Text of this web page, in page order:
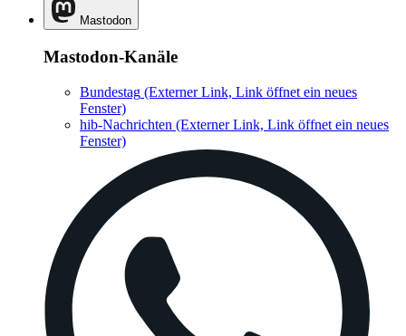
Mastodon
Mastodon-Kanäle
Bundestag (Externer Link, Link öffnet ein neues
Fenster)
hib-Nachrichten (Externer Link, Link öffnet ein neues
Fenster)